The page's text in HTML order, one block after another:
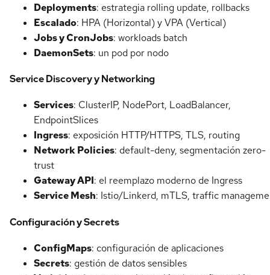
Deployments: estrategia rolling update, rollbacks
Escalado: HPA (Horizontal) y VPA (Vertical)
Jobs y CronJobs: workloads batch
DaemonSets: un pod por nodo
Service Discovery y Networking
Services: ClusterIP, NodePort, LoadBalancer,
EndpointSlices
Ingress: exposición HTTP/HTTPS, TLS, routing
Network Policies: default-deny, segmentación zero-
trust
Gateway API: el reemplazo moderno de Ingress
Service Mesh: Istio/Linkerd, mTLS, traffic
Configuración y Secrets
ConfigMaps: configuración de aplicaciones
Secrets: gestión de datos sensibles